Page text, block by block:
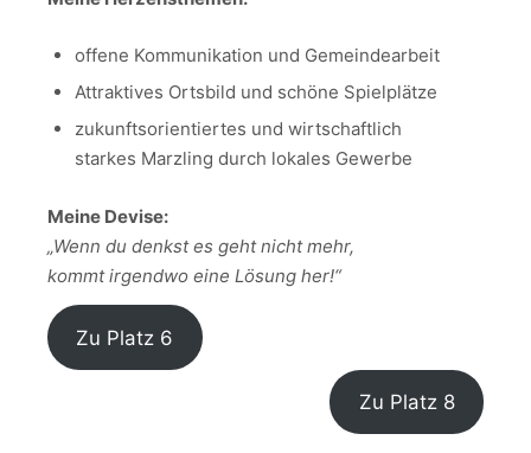
offene Kommunikation und Gemeindearbeit
Attraktives Ortsbild und schöne Spielplätze
zukunftsorientiertes und wirtschaftlich
starkes Marzling durch lokales Gewerbe
Meine Devise:
„Wenn du denkst es geht nicht mehr,
kommt irgendwo eine Lösung her!“
Zu Platz 6
Zu Platz 8